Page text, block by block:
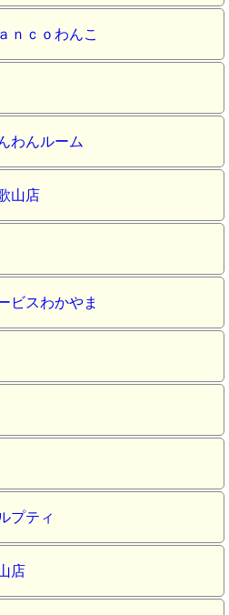
ｎｃｏわんこ
わんルーム
山店
ビスわかやま
プティ
店